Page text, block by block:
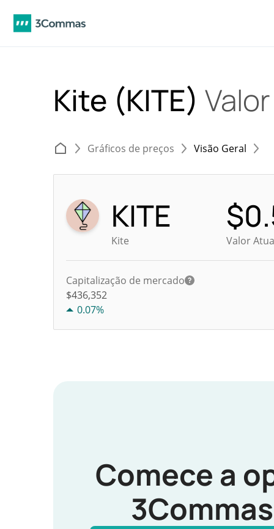
Kite (KITE)
Gráficos de preços Visão Geral
KITE
Kite
$
Valor
Capitalização de mercado
$436,352
0.07%
Comece a